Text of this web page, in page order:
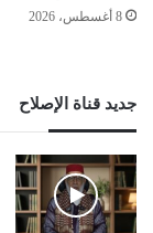
8 أغسطس، 2026
جديد قناة الإصلاح